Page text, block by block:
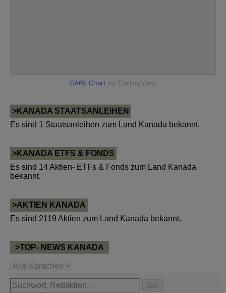
>KANADA STAATSANLEIHEN
Es sind 1 Staatsanleihen zum Land Kanada bekannt.
>KANADA ETFS & FONDS
Es sind 14 Aktien- ETFs & Fonds zum Land Kanada
bekannt.
>AKTIEN KANADA
Es sind 2119 Aktien zum Land Kanada bekannt.
>TOP- NEWS KANADA